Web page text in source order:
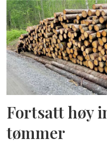
Fortsatt høy
tømmer